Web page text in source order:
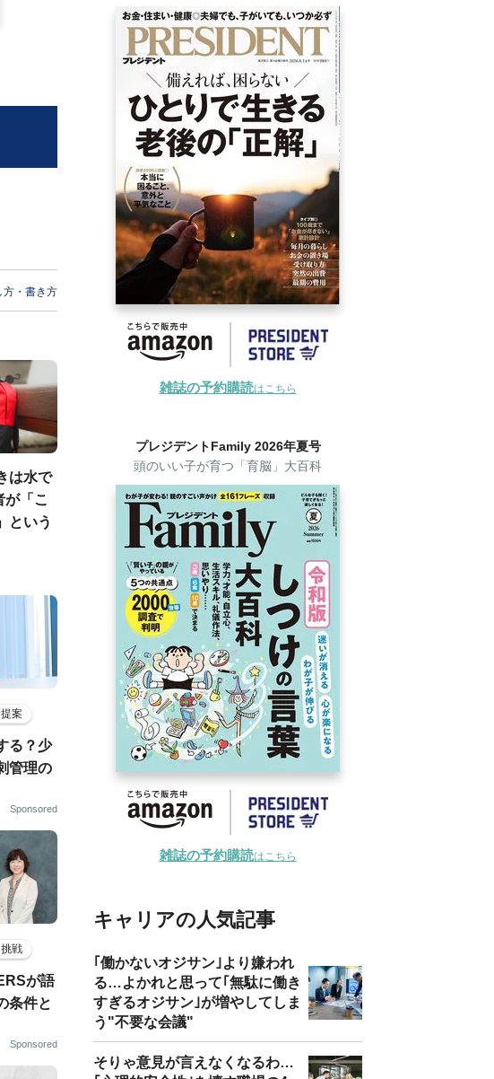
方・書き方
は水で
が「こ
という
案
る？少
管理の
Sponsored
戦
が語
条件と
Sponsored
雑誌の予約購読はこちら
プレジデントFamily 2026年夏号
頭のいい子が育つ「育脳」大百科
雑誌の予約購読はこちら
キャリアの人気記事
｢働かないオジサン｣より嫌われ
る…よかれと思って｢無駄に働き
すぎるオジサン｣が増やしてしま
う"不要な会議"
そりゃ意見が言えなくなるわ…